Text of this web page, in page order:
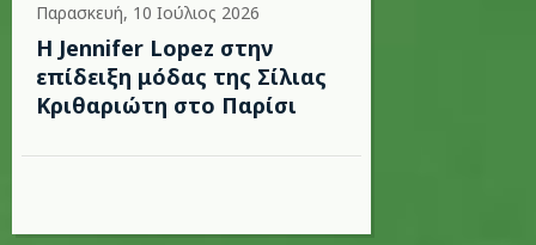
Παρασκευή, 10 Ιούλιος 2026
Η Jennifer Lopez στην
επίδειξη μόδας της Σίλιας
Κριθαριώτη στο Παρίσι